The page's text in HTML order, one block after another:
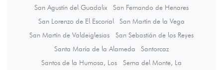
San Agustín del Guadalix
San Fernando de Henares
San Lorenzo de El Escorial
San Martín de la Vega
San Martín de Valdeiglesias
San Sebastián de los Reyes
Santa María de la Alameda
Santorcaz
Santos de la Humosa, Los
Serna del Monte, La